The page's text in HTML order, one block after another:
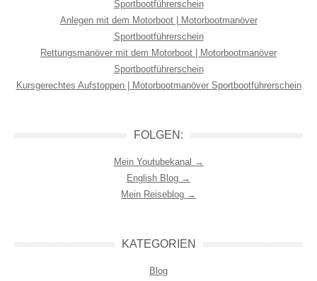
Sportbootführerschein
Anlegen mit dem Motorboot | Motorbootmanöver
Sportbootführerschein
Rettungsmanöver mit dem Motorboot | Motorbootmanöver
Sportbootführerschein
Kursgerechtes Aufstoppen | Motorbootmanöver Sportbootführerschein
FOLGEN:
Mein Youtubekanal →
English Blog →
Mein Reiseblog →
KATEGORIEN
Blog